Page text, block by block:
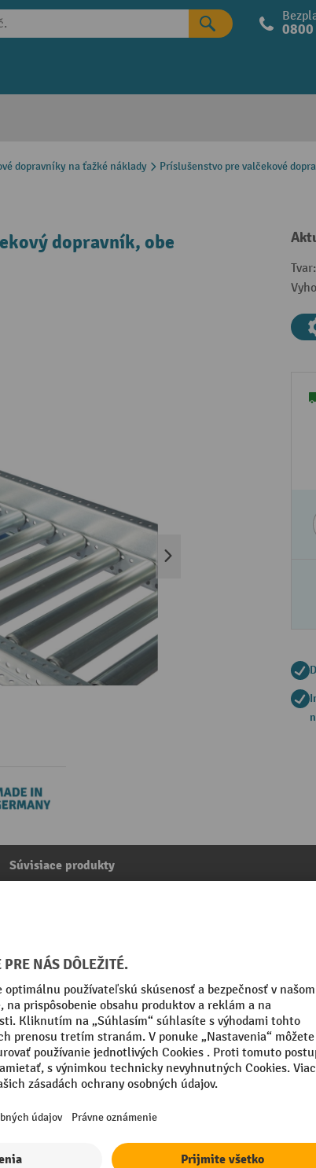
dopravníky na ťažké náklady Príslušenstvo pre valčekové
dopravník, obe
Tvar:
Súvisiace produkty
dopravník, obe strany, rovno na m
pre valčekové dopravníky na tažké náklady
Vyhotovenie
Výška
Značka
Šírka